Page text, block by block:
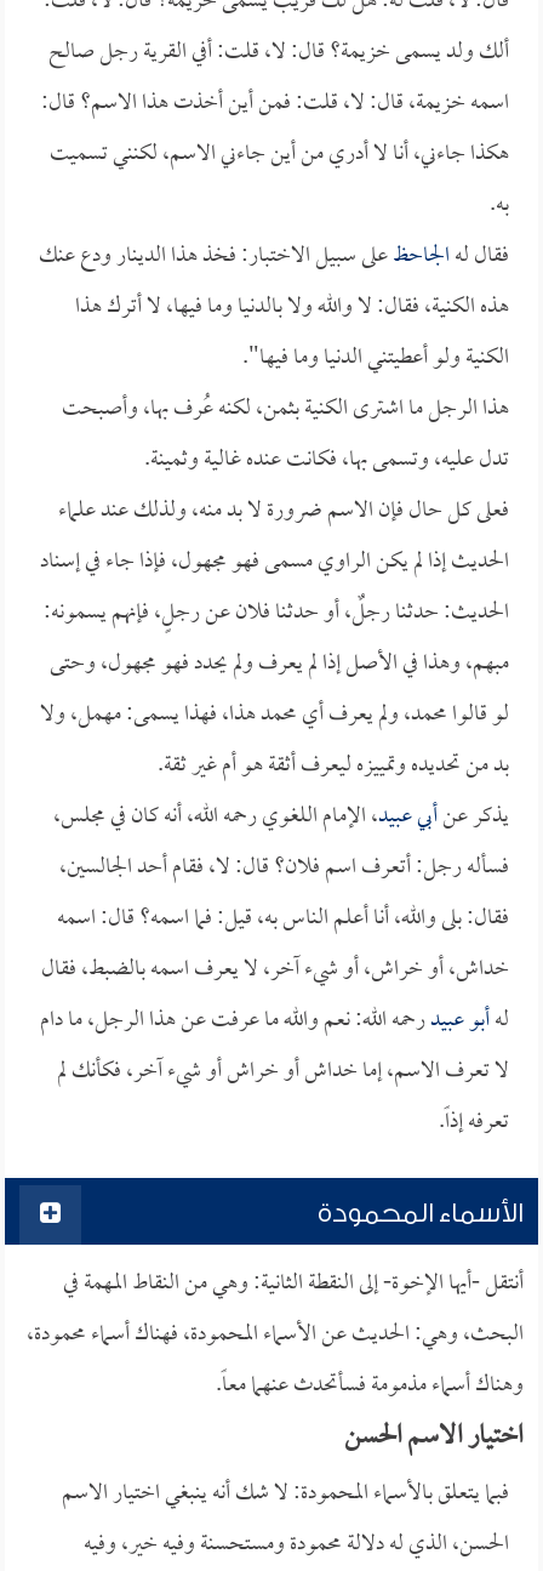
ألك ولد يسمى خزيمة؟ قال: لا، قلت: أفي القرية رجل صالح
اسمه خزيمة، قال: لا، قلت: فمن أين أخذت هذا الاسم؟ قال:
هكذا جاءني، أنا لا أدري من أين جاءني الاسم، لكنني تسميت
به.
فقال لهالجاحظعلى سبيل الاختبار: فخذ هذا الدينار ودع عنك
هذه الكنية، فقال: لا والله ولا بالدنيا وما فيها، لا أترك هذا
الكنية ولو أعطيتني الدنيا وما فيها".
هذا الرجل ما اشترى الكنية بثمن، لكنه عُرف بها، وأصبحت
تدل عليه، وتسمى بها، فكانت عنده غالية وثمينة.
فعلى كل حال فإن الاسم ضرورة لا بد منه، ولذلك عند علماء
الحديث إذا لم يكن الراوي مسمى فهو مجهول، فإذا جاء في إسناد
الحديث: حدثنا رجلٌ، أو حدثنا فلان عن رجلٍ، فإنهم يسمونه:
مبهم، وهذا في الأصل إذا لم يعرف ولم يحدد فهو مجهول، وحتى
لو قالوا محمد، ولم يعرف أي محمد هذا، فهذا يسمى: مهمل، ولا
بد من تحديده وتمييزه ليعرف أثقة هو أم غير ثقة.
يذكر عنأبي عبيد، الإمام اللغوي رحمه الله، أنه كان في مجلس،
فسأله رجل: أتعرف اسم فلان؟ قال: لا، فقام أحد الجالسين،
فقال: بلى والله، أنا أعلم الناس به، قيل: فما اسمه؟ قال: اسمه
خداش، أو خراش، أو شيء آخر، لا يعرف اسمه بالضبط، فقال
لهأبو عبيدرحمه الله: نعم والله ما عرفت عن هذا الرجل، ما دام
لا تعرف الاسم، إما خداش أو خراش أو شيء آخر، فكأنك لم
تعرفه إذاً.
الأسماء المحمودة
أنتقل -أيها الإخوة- إلى النقطة الثانية: وهي من النقاط المهمة في
البحث، وهي: الحديث عن الأسماء المحمودة، فهناك أسماء محمودة،
وهناك أسماء مذمومة فسأتحدث عنهما معاً.
اختيار الاسم الحسن
فبما يتعلق بالأسماء المحمودة: لا شك أنه ينبغي اختيار الاسم
الحسن، الذي له دلالة محمودة ومستحسنة وفيه خير، وفيه